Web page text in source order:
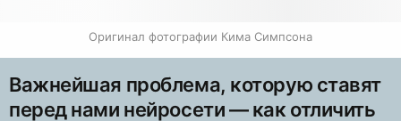
Оригинал фотографии Кима Симпсона
Важнейшая проблема, которую ставят
перед нами нейросети — как отличить